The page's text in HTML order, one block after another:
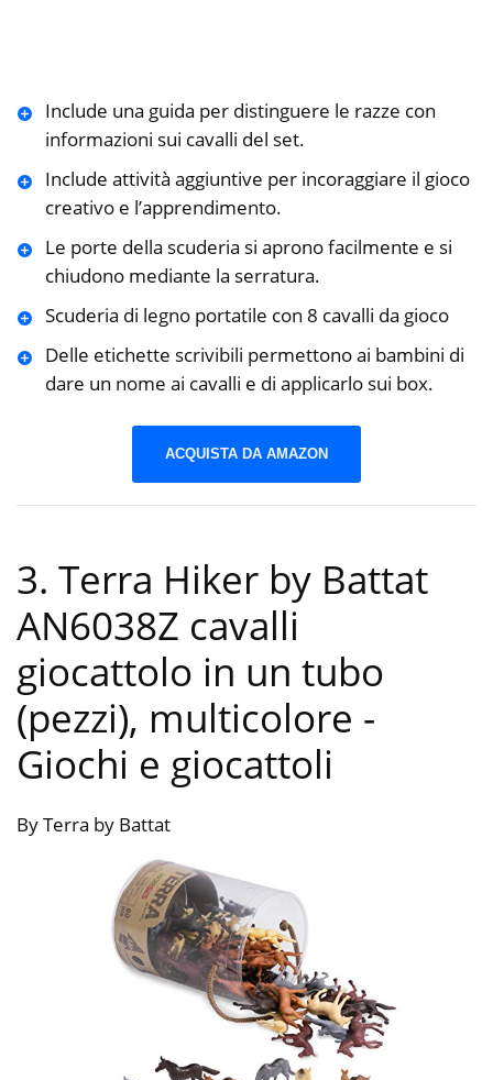
Include una guida per distinguere le razze con
informazioni sui cavalli del set.
Include attività aggiuntive per incoraggiare il gioco
creativo e l’apprendimento.
Le porte della scuderia si aprono facilmente e si
chiudono mediante la serratura.
Scuderia di legno portatile con 8 cavalli da gioco
Delle etichette scrivibili permettono ai bambini di
dare un nome ai cavalli e di applicarlo sui box.
ACQUISTA DA AMAZON
3. Terra Hiker by Battat
AN6038Z cavalli
giocattolo in un tubo
(pezzi), multicolore -
Giochi e giocattoli
By Terra by Battat